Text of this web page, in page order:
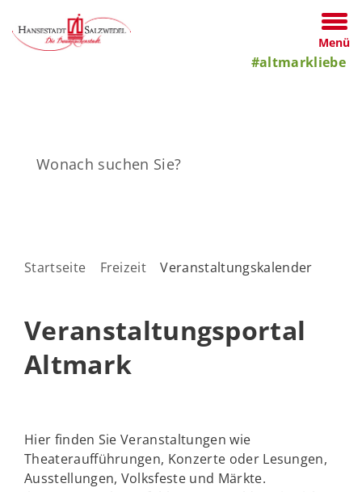
Menü
#altmarkliebe
Startseite Freizeit Veranstaltungskalender
Veranstaltungsportal
Altmark
Hier finden Sie Veranstaltungen wie
Theateraufführungen, Konzerte oder Lesungen,
Ausstellungen, Volksfeste und Märkte.